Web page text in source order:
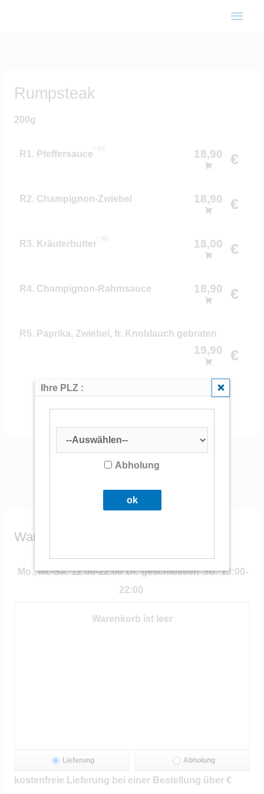
Rumpsteak
200g
R1. Pfeffersauce G 18,90 €
R2. Champignon-Zwiebel 18,90 €
R3. Kräuterbutter G 18,00 €
R4. Champignon-Rahmsauce 18,90 €
R5. Paprika, Zwiebel, fr. Knoblauch gebraten
19,90 €
Warenkorb
Mo., Mi.-Sa. 12:00-22:00 Di. geschlossen So. 13:00-
22:00
Warenkorb ist leer
Lieferung Abholung
kostenfreie Lieferung bei einer Bestellung über €
Ihre PLZ :
Abholung